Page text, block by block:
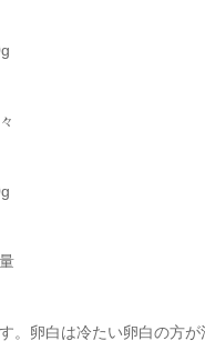
卵白は冷たい卵白の方